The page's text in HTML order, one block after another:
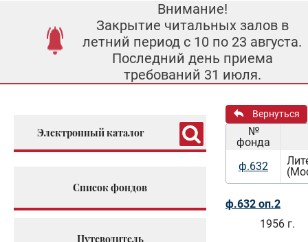
Внимание!
Закрытие читальных залов в
летний период с 10 по 23 августа.
Последний день приема
требований 31 июля.
Электронный каталог
Список фондов
Путеводитель
Вернуться
№
фонда
ф.632
ф.632 оп.2
1956 г.